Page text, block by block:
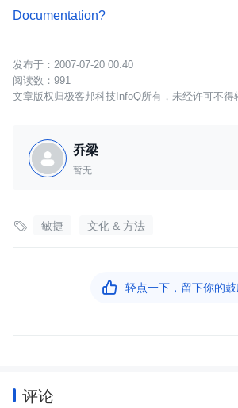
Documentation?
2007-07-20 00:40
991
文章版权归极客邦科技InfoQ所有，未经许可不得
乔梁
暂无
 敏捷 文化 & 方法
 轻点一下，留下你的鼓
评论